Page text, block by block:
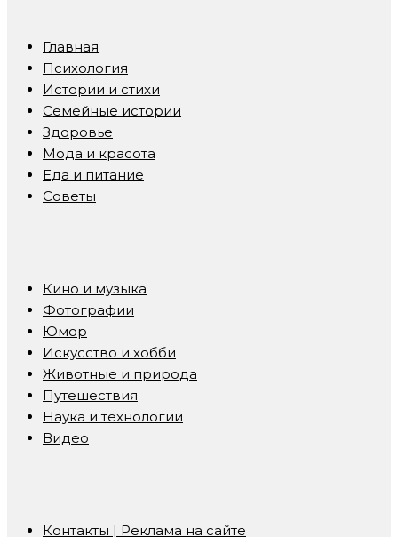
Главная
Психология
Истории и стихи
Семейные истории
Здоровье
Мода и красота
Еда и питание
Советы
Кино и музыка
Фотографии
Юмор
Искусство и хобби
Животные и природа
Путешествия
Наука и технологии
Видео
Контакты | Реклама на сайте